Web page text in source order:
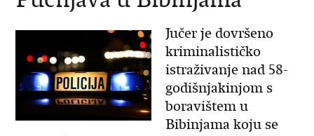
Jučer je dovršeno
kriminalističko
istraživanje nad 58-
godišnjakinjom s
boravištem u
Bibinjama koju se